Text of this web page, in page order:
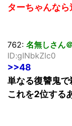
ターちゃんな
762: 名無しさん
ID:gINbkZlc0
>>48
単なる復讐鬼で
これを2位する